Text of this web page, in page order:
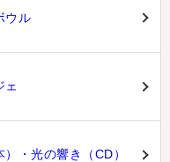
ウル
ェ
・光の響き（CD）